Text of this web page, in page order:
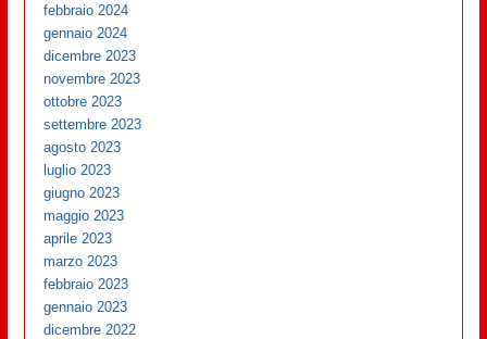
febbraio 2024
gennaio 2024
dicembre 2023
novembre 2023
ottobre 2023
settembre 2023
agosto 2023
luglio 2023
giugno 2023
maggio 2023
aprile 2023
marzo 2023
febbraio 2023
gennaio 2023
dicembre 2022